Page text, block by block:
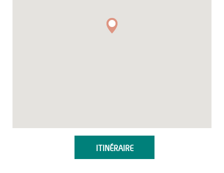
ITINÉRAIRE